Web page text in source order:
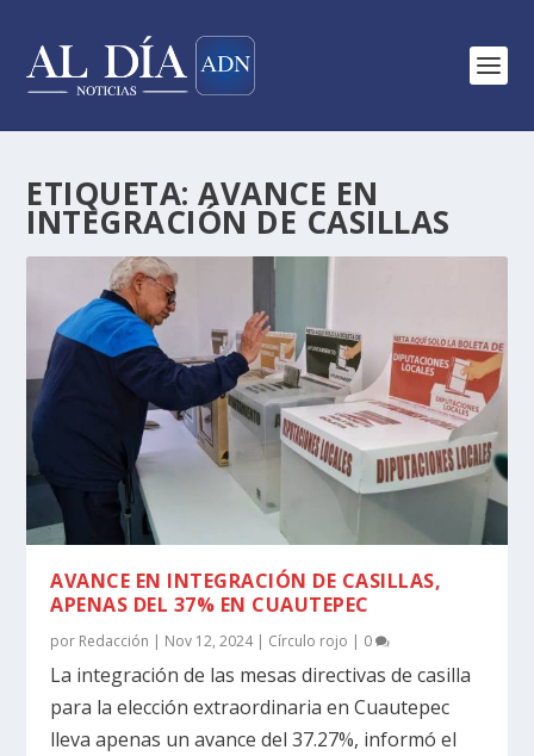
ETIQUETA:AVANCE EN
INTEGRACIÓN DE CASILLAS
AVANCE EN INTEGRACIÓN DE CASILLAS,
APENAS DEL 37% EN CUAUTEPEC
por Redacción | Nov 12, 2024| Círculo rojo | 0
La integración de las mesas directivas de casilla
para la elección extraordinaria en Cuautepec
lleva apenas un avance del 37.27%, informó el